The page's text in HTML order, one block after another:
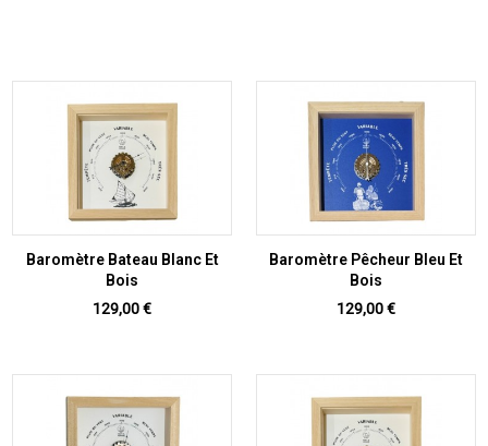
Baromètre Bateau Blanc Et
Bois
Prix
129,00 €
Baromètre Pêcheur Bleu Et
Bois
Prix
129,00 €